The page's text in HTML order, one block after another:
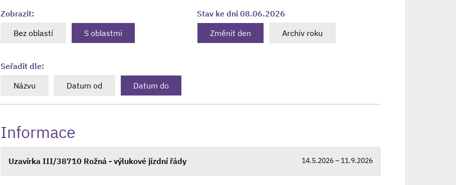
Zobrazit:
Bez oblastí
S oblastmi
Stav ke dni 08.06.2026
Změnit den
Archiv roku
Seřadit dle:
Názvu
Datum od Datum do
Informace
Uzavírka III/38710 Rožná - výlukové jízdní řády 14.5.2026 – 11.9.2026